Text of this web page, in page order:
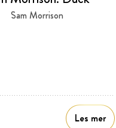
Sam Morrison
Les mer